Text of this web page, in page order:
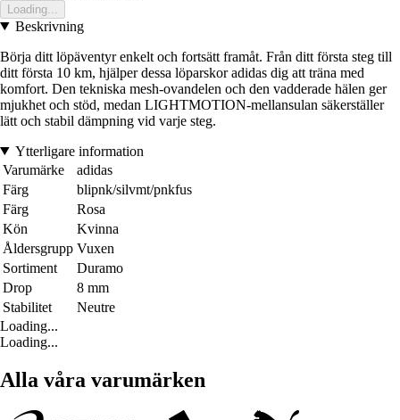
Loading...
Beskrivning
Börja ditt löpäventyr enkelt och fortsätt framåt. Från ditt första steg till
ditt första 10 km, hjälper dessa löparskor adidas dig att träna med
komfort. Den tekniska mesh-ovandelen och den vadderade hälen ger
mjukhet och stöd, medan LIGHTMOTION-mellansulan säkerställer
lätt och stabil dämpning vid varje steg.
Ytterligare information
Varumärke
adidas
Färg
blipnk/silvmt/pnkfus
Färg
Rosa
Kön
Kvinna
Åldersgrupp Vuxen
Sortiment
Duramo
Drop
8 mm
Stabilitet
Neutre
Loading...
Loading...
Alla våra varumärken